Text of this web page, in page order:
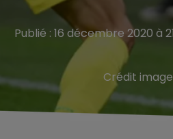
Publié : 16 décembre 2020 à
Crédit